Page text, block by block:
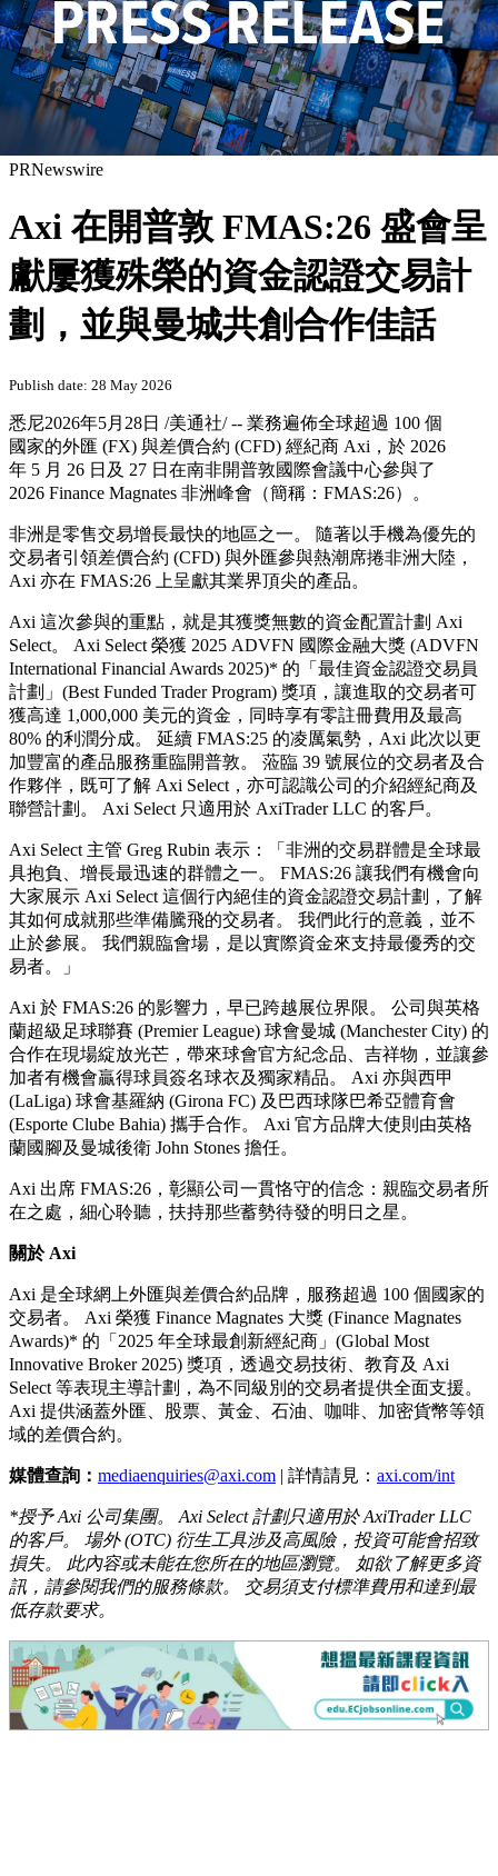
PRNewswire
Axi 在開普敦 FMAS:26 盛會呈
獻屢獲殊榮的資金認證交易計
劃，並與曼城共創合作佳話
Publish date: 28 May 2026
悉尼2026年5月28日 /美通社/ -- 業務遍佈全球超過 100 個
國家的外匯 (FX) 與差價合約 (CFD) 經紀商 Axi，於 2026
年 5 月 26 日及 27 日在南非開普敦國際會議中心參與了
2026 Finance Magnates 非洲峰會（簡稱：FMAS:26）。
非洲是零售交易增長最快的地區之一。 隨著以手機為優先的
交易者引領差價合約 (CFD) 與外匯參與熱潮席捲非洲大陸，
Axi 亦在 FMAS:26 上呈獻其業界頂尖的產品。
Axi 這次參與的重點，就是其獲獎無數的資金配置計劃 Axi
Select。 Axi Select 榮獲 2025 ADVFN 國際金融大獎 (ADVFN
International Financial Awards 2025)* 的「最佳資金認證交易員
計劃」(Best Funded Trader Program) 獎項，讓進取的交易者可
獲高達 1,000,000 美元的資金，同時享有零註冊費用及最高
80% 的利潤分成。 延續 FMAS:25 的凌厲氣勢，Axi 此次以更
加豐富的產品服務重臨開普敦。 蒞臨 39 號展位的交易者及合
作夥伴，既可了解 Axi Select，亦可認識公司的介紹經紀商及
聯營計劃。 Axi Select 只適用於 AxiTrader LLC 的客戶。
Axi Select 主管 Greg Rubin 表示：「非洲的交易群體是全球最
具抱負、增長最迅速的群體之一。 FMAS:26 讓我們有機會向
大家展示 Axi Select 這個行內絕佳的資金認證交易計劃，了解
其如何成就那些準備騰飛的交易者。 我們此行的意義，並不
止於參展。 我們親臨會場，是以實際資金來支持最優秀的交
易者。」
Axi 於 FMAS:26 的影響力，早已跨越展位界限。 公司與英格
蘭超級足球聯賽 (Premier League) 球會曼城 (Manchester City) 的
合作在現場綻放光芒，帶來球會官方紀念品、吉祥物，並讓參
加者有機會贏得球員簽名球衣及獨家精品。 Axi 亦與西甲
(LaLiga) 球會基羅納 (Girona FC) 及巴西球隊巴希亞體育會
(Esporte Clube Bahia) 攜手合作。 Axi 官方品牌大使則由英格
蘭國腳及曼城後衛 John Stones 擔任。
Axi 出席 FMAS:26，彰顯公司一貫恪守的信念：親臨交易者所
在之處，細心聆聽，扶持那些蓄勢待發的明日之星。
關於 Axi
Axi 是全球網上外匯與差價合約品牌，服務超過 100 個國家的
交易者。 Axi 榮獲 Finance Magnates 大獎 (Finance Magnates
Awards)* 的「2025 年全球最創新經紀商」(Global Most
Innovative Broker 2025) 獎項，透過交易技術、教育及 Axi
Select 等表現主導計劃，為不同級別的交易者提供全面支援。
Axi 提供涵蓋外匯、股票、黃金、石油、咖啡、加密貨幣等領
域的差價合約。
媒體查詢： mediaenquiries@axi.com | 詳情請見： axi.com/int
*授予 Axi 公司集團。 Axi Select 計劃只適用於 AxiTrader LLC
的客戶。 場外 (OTC) 衍生工具涉及高風險，投資可能會招致
損失。 此內容或未能在您所在的地區瀏覽。 如欲了解更多資
訊，請參閱我們的服務條款。 交易須支付標準費用和達到最
低存款要求。